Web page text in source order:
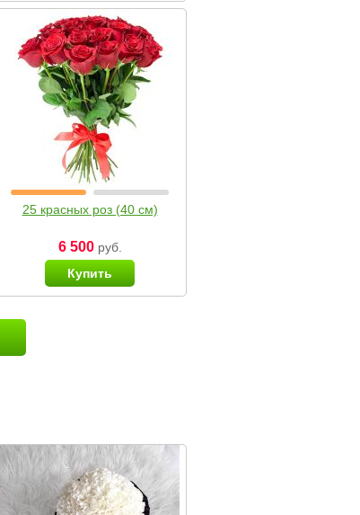
25 красных роз (40 см)
6 500руб.
Купить